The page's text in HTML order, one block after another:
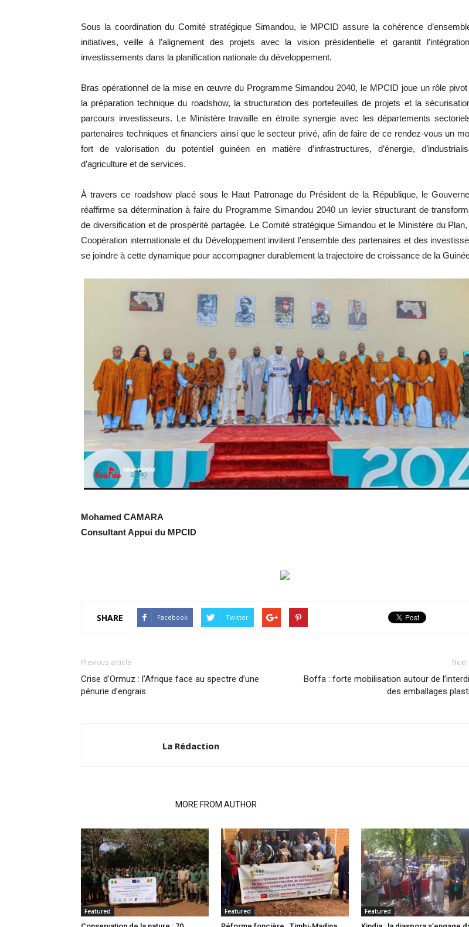
Sous la coordination du Comité stratégique Simandou, le MPCID assure la cohérence
initiatives, veille à l’alignement des projets avec la vision présidentielle et garantit
investissements dans la planification nationale du développement.
Bras opérationnel de la mise en œuvre du Programme Simandou 2040, le MPCID joue un rôle pivot
la préparation technique du roadshow, la structuration des portefeuilles de projets et la
parcours investisseurs. Le Ministère travaille en étroite synergie avec les départements
partenaires techniques et financiers ainsi que le secteur privé, afin de faire de ce rendez-vous un
fort de valorisation du potentiel guinéen en matière d’infrastructures, d’énergie,
d’agriculture et de services.
À travers ce roadshow placé sous le Haut Patronage du Président de la République, le
réaffirme sa détermination à faire du Programme Simandou 2040 un levier structurant de
de diversification et de prospérité partagée. Le Comité stratégique Simandou et le Ministère du
Coopération internationale et du Développement invitent l’ensemble des partenaires et des
se joindre à cette dynamique pour accompagner durablement la trajectoire de croissance de la
Mohamed CAMARA
Consultant Appui du MPCID
SHARE Facebook Twitter
Previous article
Crise d’Ormuz : l’Afrique face au spectre d’une
pénurie d’engrais
Boffa : forte mobilisation autour de
des emballages
La Rédaction
MORE FROM AUTHOR
Featured Featured Featured